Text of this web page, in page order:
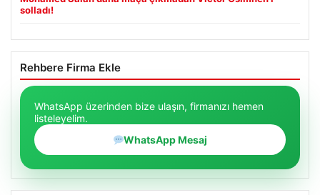
solladı!
Rehbere Firma Ekle
WhatsApp üzerinden bize ulaşın, firmanızı hemen
listeleyelim.
WhatsApp Mesaj